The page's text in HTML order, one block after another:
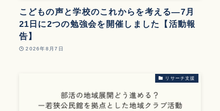
こどもの声と学校のこれからを考える—7月
21日に2つの勉強会を開催しました【活動報
告】
2026年8月7日
リサーチ支援